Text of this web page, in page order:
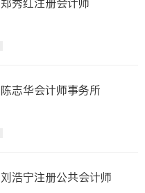
陈志华会计师事务所
刘浩宁注册公共会计师